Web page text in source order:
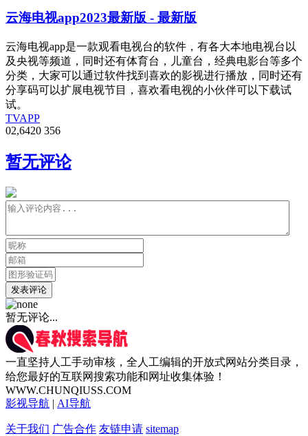
云海电视app2023最新版 - 最新版
云海电视app是一款观看电视台的软件，有各大本地电视台以
及央视等频道，同时还有体育台，儿童台，经典电影台等多个
分类，大家可以通过软件找到喜欢的影视进行播放，同时还有
分享码可以扩展电视节目，喜欢看电视的小伙伴可以下载试
试。
TVAPP
02,6420 356
暂无评论
发表评论
暂无评论...
一直坚持人工手动审核，全人工编辑的开放式网站分类目录，
给您最好的互联网搜索功能和网址收集体验！
WWW.CHUNQIUSS.COM
影视导航 | AI导航
关于我们 广告合作 友链申请 sitemap